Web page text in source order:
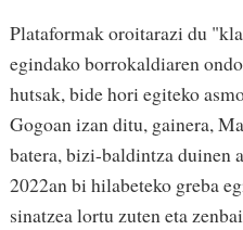
Plataformak oroitarazi du
egindako borrokaldiaren
hutsak, bide hori egiteko
Gogoan izan ditu, gainera,
batera, bizi-baldintza duinen
2022an bi hilabeteko greba
sinatzea lortu zuten eta